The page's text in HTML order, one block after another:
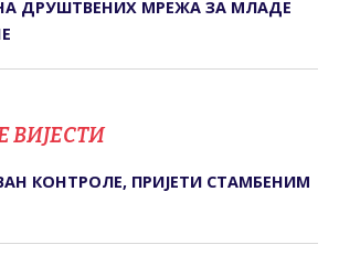
ДРУШТВЕНИХ МРЕЖА ЗА МЛАДЕ
ВИЈЕСТИ
КОНТРОЛЕ, ПРИЈЕТИ СТАМБЕНИМ